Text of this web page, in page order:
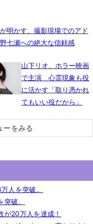
明かす、撮影現場でのアド
七瀬への絶大な信頼感
山下リオ、ホラー映画
で主演 心霊現象も役
に活かす「取り憑かれ
てもいい役だから」
ーをみる
人を突破。
破。
20万人を達成！